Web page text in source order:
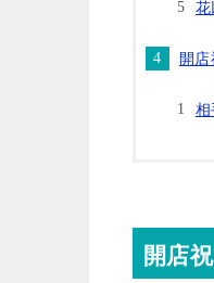
花
開
相
開店